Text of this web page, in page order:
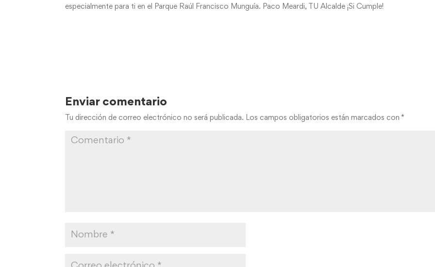
especialmente para ti en el Parque Raúl Francisco Munguía. Paco Meardi, TU Alcalde ¡Si Cumple!
Enviar comentario
Tu dirección de correo electrónico no será publicada. Los campos obligatorios están marcados con *